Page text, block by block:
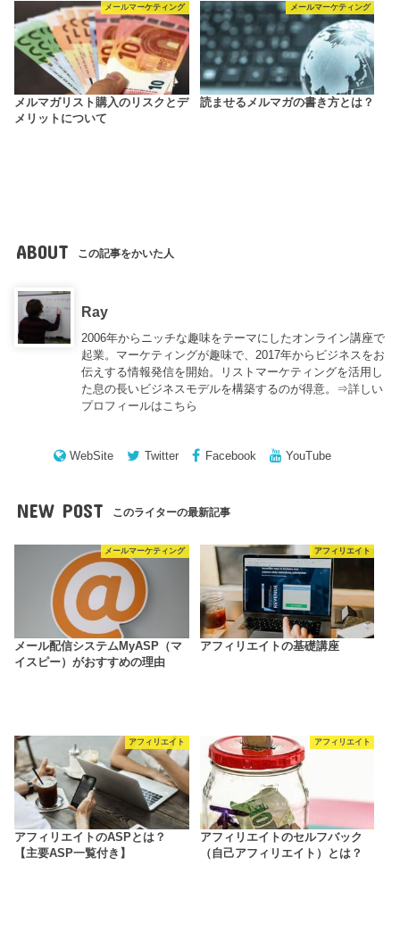
メールマーケティング
メルマガリスト購入のリスクとデ
メリットについて
メールマーケティング
読ませるメルマガの書き方とは？
ABOUT この記事をかいた人
Ray
2006年からニッチな趣味をテーマにしたオンライン講座で
起業。マーケティングが趣味で、2017年からビジネスをお
伝えする情報発信を開始。リストマーケティングを活用し
た息の長いビジネスモデルを構築するのが得意。⇒詳しい
プロフィールはこちら
WebSite Twitter Facebook YouTube
NEW POST このライターの最新記事
メールマーケティング
メール配信システムMyASP（マ
イスピー）がおすすめの理由
アフィリエイト
アフィリエイトの基礎講座
アフィリエイト
アフィリエイトのASPとは？
【主要ASP一覧付き】
アフィリエイト
アフィリエイトのセルフバック
（自己アフィリエイト）とは？